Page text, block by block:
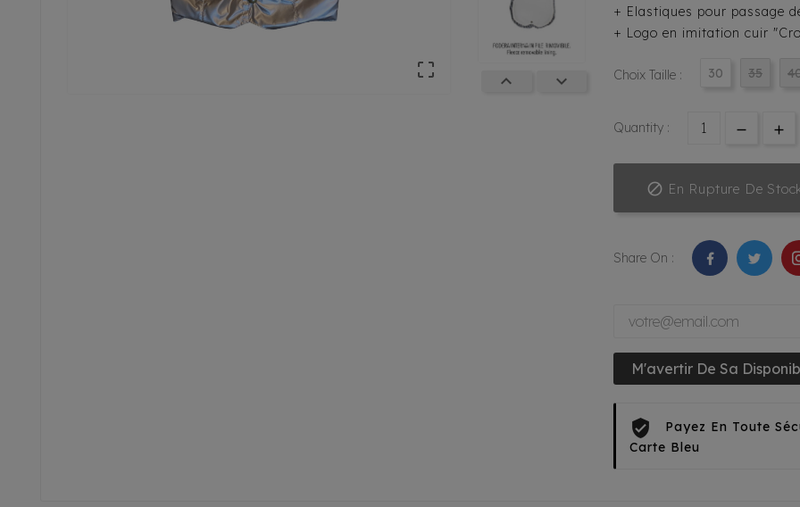

 
+ Elastiques pour passage
+ Logo en imitation cuir
Choix Taille : 30 35
Quantity :
 En Rupture De
Share On :
M'avertir De Sa
Payez En Toute
Carte Bleu